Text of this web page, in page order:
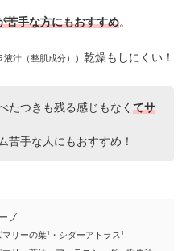
苦手な方にもおすすめ。
液汁（整肌成分）） 乾燥もしにくい！
たつきも残る感じもなく てサ
苦手な人にもおすすめ！
ブ
リーの葉¹・シダーアトラス¹